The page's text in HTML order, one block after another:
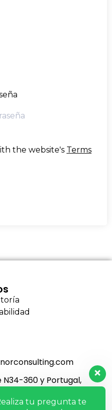
the website's Terms
N34-360 y Portugal,
1201
tu pregunta te